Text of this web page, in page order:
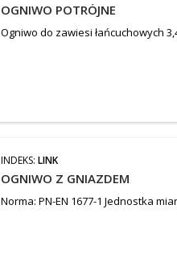
OGNIWO POTRÓJNE
Ogniwo do zawiesi łańcuchowych
INDEKS:LINK
OGNIWO Z GNIAZDEM
Norma: PN-EN 1677-1 Jednostka